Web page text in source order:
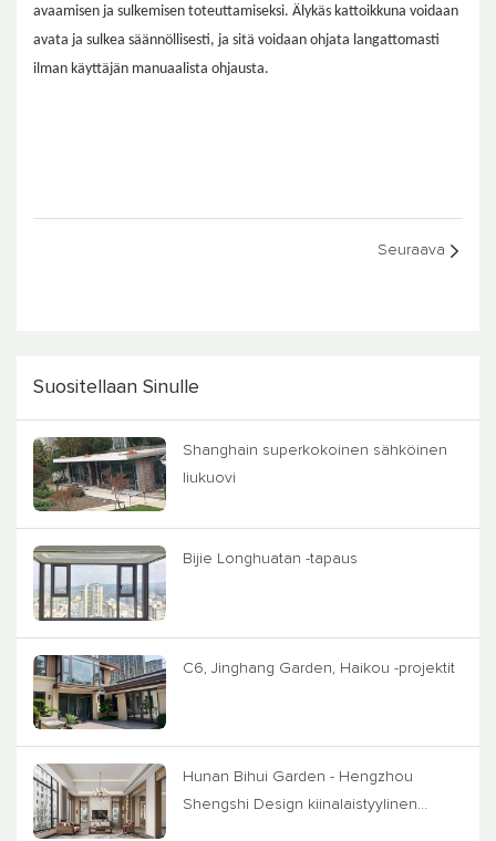
avaamisen ja sulkemisen toteuttamiseksi. Älykäs kattoikkuna voidaan
avata ja sulkea säännöllisesti, ja sitä voidaan ohjata langattomasti
ilman käyttäjän manuaalista ohjausta.
Seuraava
Suositellaan Sinulle
Shanghain superkokoinen sähköinen
liukuovi
Bijie Longhuatan -tapaus
C6, Jinghang Garden, Haikou -projektit
Hunan Bihui Garden - Hengzhou
Shengshi Design kiinalaistyylinen